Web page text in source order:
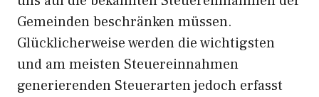
Gemeinden beschränken müssen.
Glücklicherweise werden die wichtigsten
und am meisten Steuereinnahmen
generierenden Steuerarten jedoch erfasst